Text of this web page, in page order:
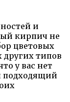
и
кирпич не
цветовых
типов
у вас нет
подходящий